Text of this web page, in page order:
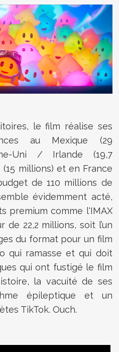
le film réalise ses
au Mexique (29
Uni / Irlande (19,7
millions) et en France
de 110 millions de
évidemment acté,
premium comme l'IMAX
22,2 millions, soit l’un
du format pour un film
qui ramasse et qui doit
qui ont fustigé le film
la vacuité de ses
épileptique et un
TikTok. Ouch.